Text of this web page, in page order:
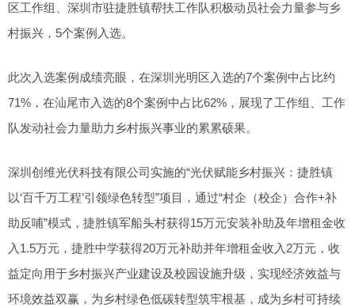
区工作组、深圳市驻捷胜镇帮扶工作队积极动员社会力量参与乡
村振兴，5个案例入选。
此次入选案例成绩亮眼，在深圳光明区入选的7个案例中占比约
71%，在汕尾市入选的8个案例中占比62%，展现了工作组、工作
队发动社会力量助力乡村振兴事业的累累硕果。
深圳创维光伏科技有限公司实施的“光伏赋能乡村振兴：捷胜镇
以‘百千万工程’引领绿色转型”项目，通过“村企（校企）合作+补
助反哺”模式，捷胜镇军船头村获得15万元安装补助及年增租金收
入1.5万元，捷胜中学获得20万元补助并年增租金收入2万元，收
益定向用于乡村振兴产业建设及校园设施升级，实现经济效益与
环境效益双赢，为乡村绿色低碳转型筑牢根基，成为乡村可持续